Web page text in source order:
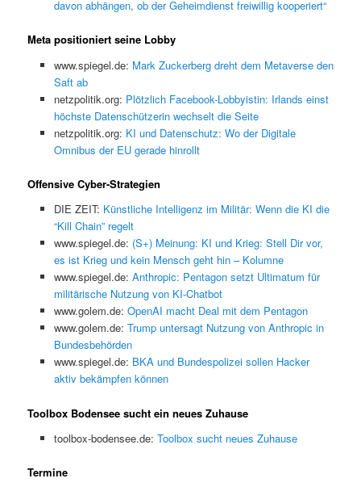
davon abhängen, ob der Geheimdienst freiwillig kooperiert“
Meta positioniert seine Lobby
www.spiegel.de: Mark Zuckerberg dreht dem Metaverse den
Saft ab
netzpolitik.org: Plötzlich Facebook-Lobbyistin: Irlands einst
höchste Datenschützerin wechselt die Seite
netzpolitik.org: KI und Datenschutz: Wo der Digitale
Omnibus der EU gerade hinrollt
Offensive Cyber-Strategien
DIE ZEIT: Künstliche Intelligenz im Militär: Wenn die KI die
“Kill Chain” regelt
www.spiegel.de: (S+) Meinung: KI und Krieg: Stell Dir vor,
es ist Krieg und kein Mensch geht hin – Kolumne
www.spiegel.de: Anthropic: Pentagon setzt Ultimatum für
militärische Nutzung von KI-Chatbot
www.golem.de: OpenAI macht Deal mit dem Pentagon
www.golem.de: Trump untersagt Nutzung von Anthropic in
Bundesbehörden
www.spiegel.de: BKA und Bundespolizei sollen Hacker
aktiv bekämpfen können
Toolbox Bodensee sucht ein neues Zuhause
toolbox-bodensee.de: Toolbox sucht neues Zuhause
Termine